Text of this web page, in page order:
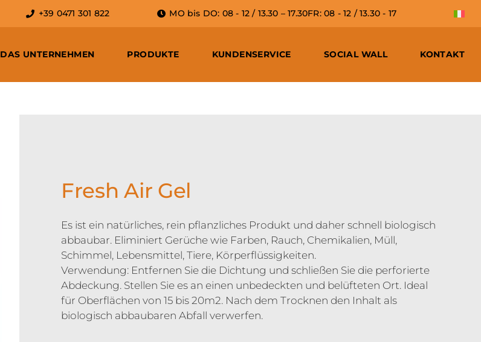
+39 0471 301 822 MO bis DO: 08 - 12 / 13.30 – 17.30FR: 08 - 12 / 13.30 - 17
DAS UNTERNEHMEN PRODUKTE KUNDENSERVICE SOCIAL WALL KONTAKT
Fresh Air Gel
Es ist ein natürliches, rein pflanzliches Produkt und daher schnell biologisch
abbaubar. Eliminiert Gerüche wie Farben, Rauch, Chemikalien, Müll,
Schimmel, Lebensmittel, Tiere, Körperflüssigkeiten.
Verwendung: Entfernen Sie die Dichtung und schließen Sie die perforierte
Abdeckung. Stellen Sie es an einen unbedeckten und belüfteten Ort. Ideal
für Oberflächen von 15 bis 20m2. Nach dem Trocknen den Inhalt als
biologisch abbaubaren Abfall verwerfen.